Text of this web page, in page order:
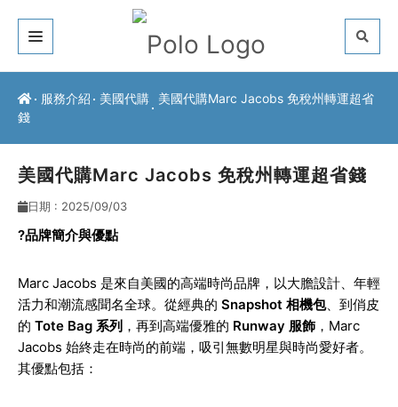
關於我們
服務介紹
常見問題
聯絡方式
服務介紹 美國代購
美國代購Marc Jacobs 免稅州轉運超省
錢
美國代購Marc Jacobs 免稅州轉運超省錢
日期 : 2025/09/03
?品牌簡介與優點
Marc Jacobs 是來自美國的高端時尚品牌，以大膽設計、年輕
活力和潮流感聞名全球。從經典的 Snapshot 相機包、到俏皮
的 Tote Bag 系列 ，再到高端優雅的 Runway 服飾 ，Marc
Jacobs 始終走在時尚的前端，吸引無數明星與時尚愛好者。
其優點包括：